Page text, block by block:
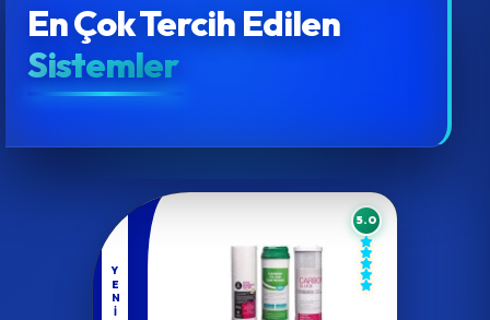
En Çok Tercih Edilen
Sistemler
YENI
5.0